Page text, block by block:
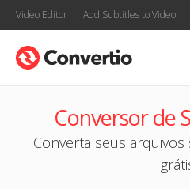
Video Editor Add Subtitles to Video
Conversor de
Converta seus